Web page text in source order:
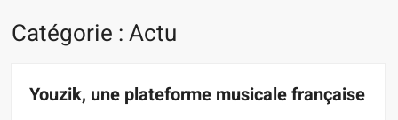
Catégorie :Actu
Youzik, une plateforme musicale française